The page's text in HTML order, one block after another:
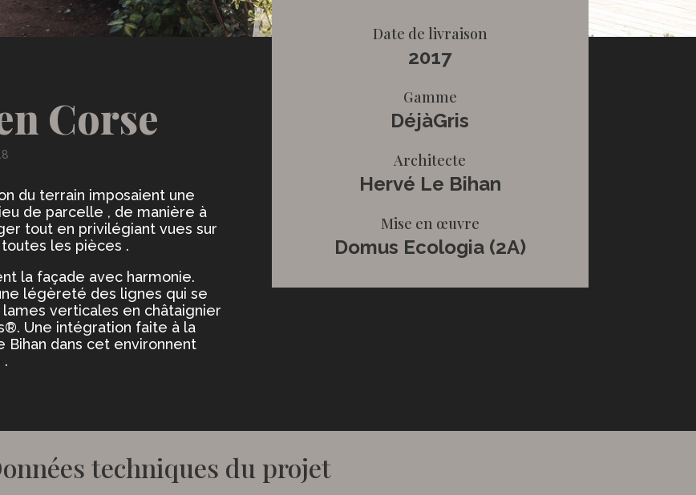
Corse
du terrain imposaient une
de parcelle , de manière à
tout en privilégiant vues sur
les pièces .
la façade avec harmonie.
légèreté des lignes qui se
verticales en châtaignier
Une intégration faite à la
dans cet environnent
.
Date de livraison
2017
Gamme
DéjàGris
Architecte
Hervé Le Bihan
Mise en œuvre
Domus Ecologia (2A)
techniques du projet